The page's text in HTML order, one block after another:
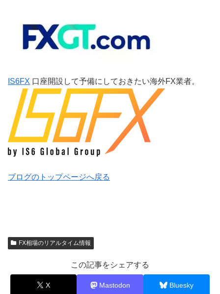
IS6FX 口座開設して予備にしておきたい海外FX業者。
ブログのトップページへ戻る
FX相場のリアルタイム情報
この記事をシェアする
X Mastodon Bluesky